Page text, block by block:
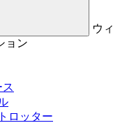
ウィ
ョン
ロッター